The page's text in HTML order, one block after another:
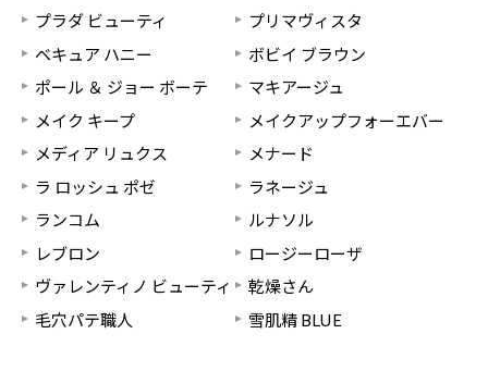
プラダ ビューティ
プリマヴィスタ
ベキュア ハニー
ボビイ ブラウン
ポール ＆ ジョー ボーテ
マキアージュ
メイク キープ
メイクアップフォーエバー
メディア リュクス
メナード
ラ ロッシュ ポゼ
ラネージュ
ランコム
ルナソル
レブロン
ロージーローザ
ヴァレンティノ ビューティ
乾燥さん
毛穴パテ職人
雪肌精 BLUE